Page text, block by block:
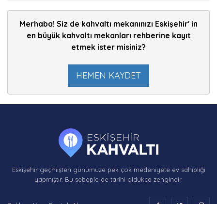
Merhaba! Siz de kahvaltı mekanınızı Eskişehir' in
en büyük kahvaltı mekanları rehberine kayıt
etmek ister misiniz?
HEMEN KAYDET
Eskişehir geçmişten günümüze pek çok medeniyete ev sahipliği
yapmıştır. Bu sebeple de tarihi oldukça zengindir.